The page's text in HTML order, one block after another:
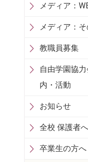
メディア：
メディア：
教職員募集
自由学園協
内・活動
お知らせ
全校 保護者
卒業生の方へ